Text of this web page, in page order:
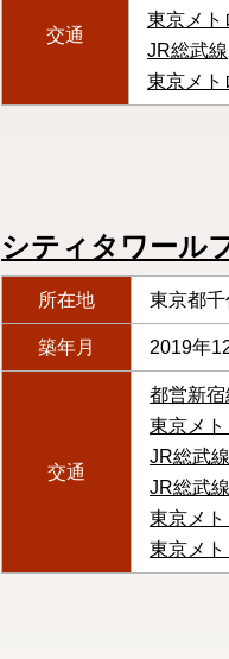
交通
東京メト
JR総武線
東京メト
シティタワール
所在地 東京都千
築年月 2019年
交通
都営新宿
東京メ
JR総武線
JR総武線
東京メ
東京メ